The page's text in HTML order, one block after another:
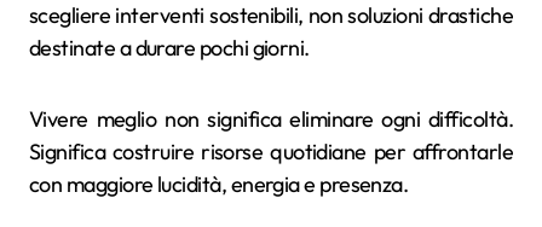
scegliere interventi sostenibili, non soluzioni drastiche
destinate a durare pochi giorni.
Vivere meglio non significa eliminare ogni difficoltà.
Significa costruire risorse quotidiane per affrontarle
con maggiore lucidità, energia e presenza.